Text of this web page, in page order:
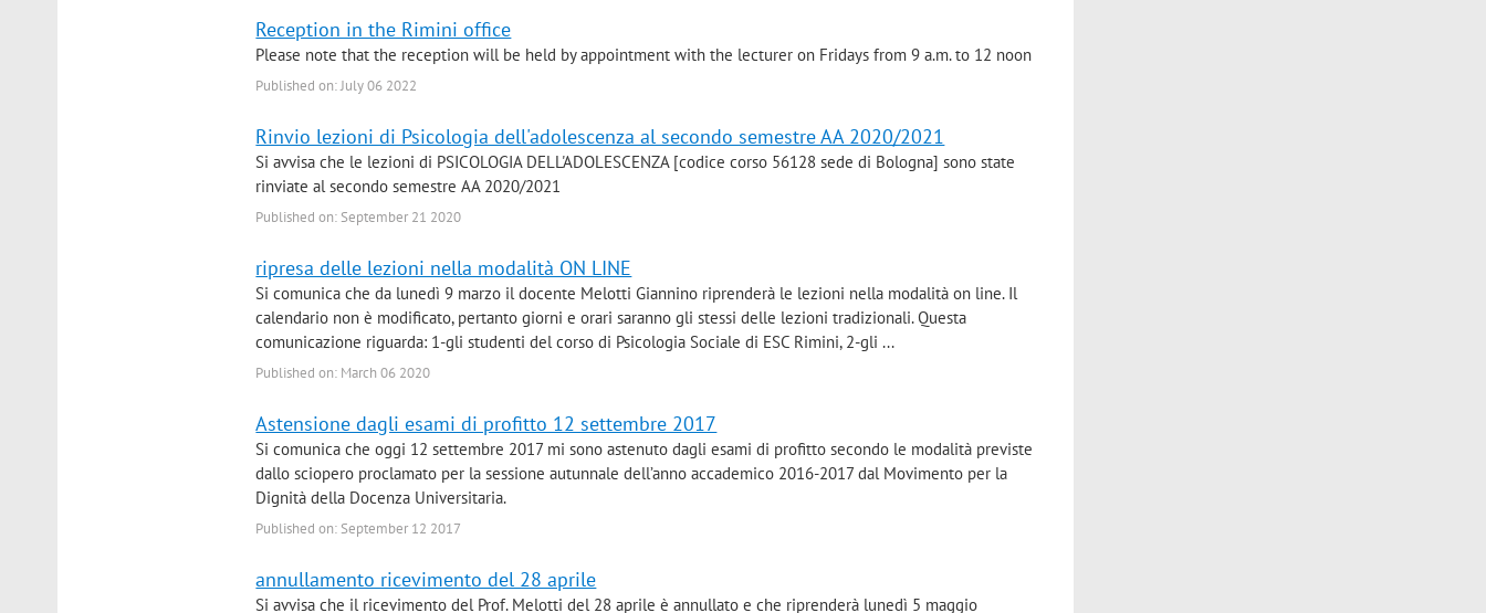
Reception in the Rimini office
Please note that the reception will be held by appointment with the lecturer on Fridays from 9 a.m. to 12 noon
Published on: July 06 2022
Rinvio lezioni di Psicologia dell'adolescenza al secondo semestre AA 2020/2021
Si avvisa che le lezioni di PSICOLOGIA DELL'ADOLESCENZA [codice corso 56128 sede di Bologna] sono state
rinviate al secondo semestre AA 2020/2021
Published on: September 21 2020
ripresa delle lezioni nella modalità ON LINE
Si comunica che da lunedì 9 marzo il docente Melotti Giannino riprenderà le lezioni nella modalità on line. Il
calendario non è modificato, pertanto giorni e orari saranno gli stessi delle lezioni tradizionali. Questa
comunicazione riguarda: 1-gli studenti del corso di Psicologia Sociale di ESC Rimini, 2-gli ...
Published on: March 06 2020
Astensione dagli esami di profitto 12 settembre 2017
Si comunica che oggi 12 settembre 2017 mi sono astenuto dagli esami di profitto secondo le modalità previste
dallo sciopero proclamato per la sessione autunnale dell’anno accademico 2016-2017 dal Movimento per la
Dignità della Docenza Universitaria.
Published on: September 12 2017
annullamento ricevimento del 28 aprile
Si avvisa che il ricevimento del Prof. Melotti del 28 aprile è annullato e che riprenderà lunedì 5 maggio